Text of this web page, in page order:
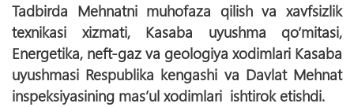
Tadbirda Mehnatni muhofaza qilish va xavfsizlik
texnikasi xizmati, Kasaba uyushma qo‘mitasi,
Energetika, neft-gaz va geologiya xodimlari Kasaba
uyushmasi Respublika kengashi va Davlat Mehnat
inspeksiyasining mas’ul xodimlari ishtirok etishdi.